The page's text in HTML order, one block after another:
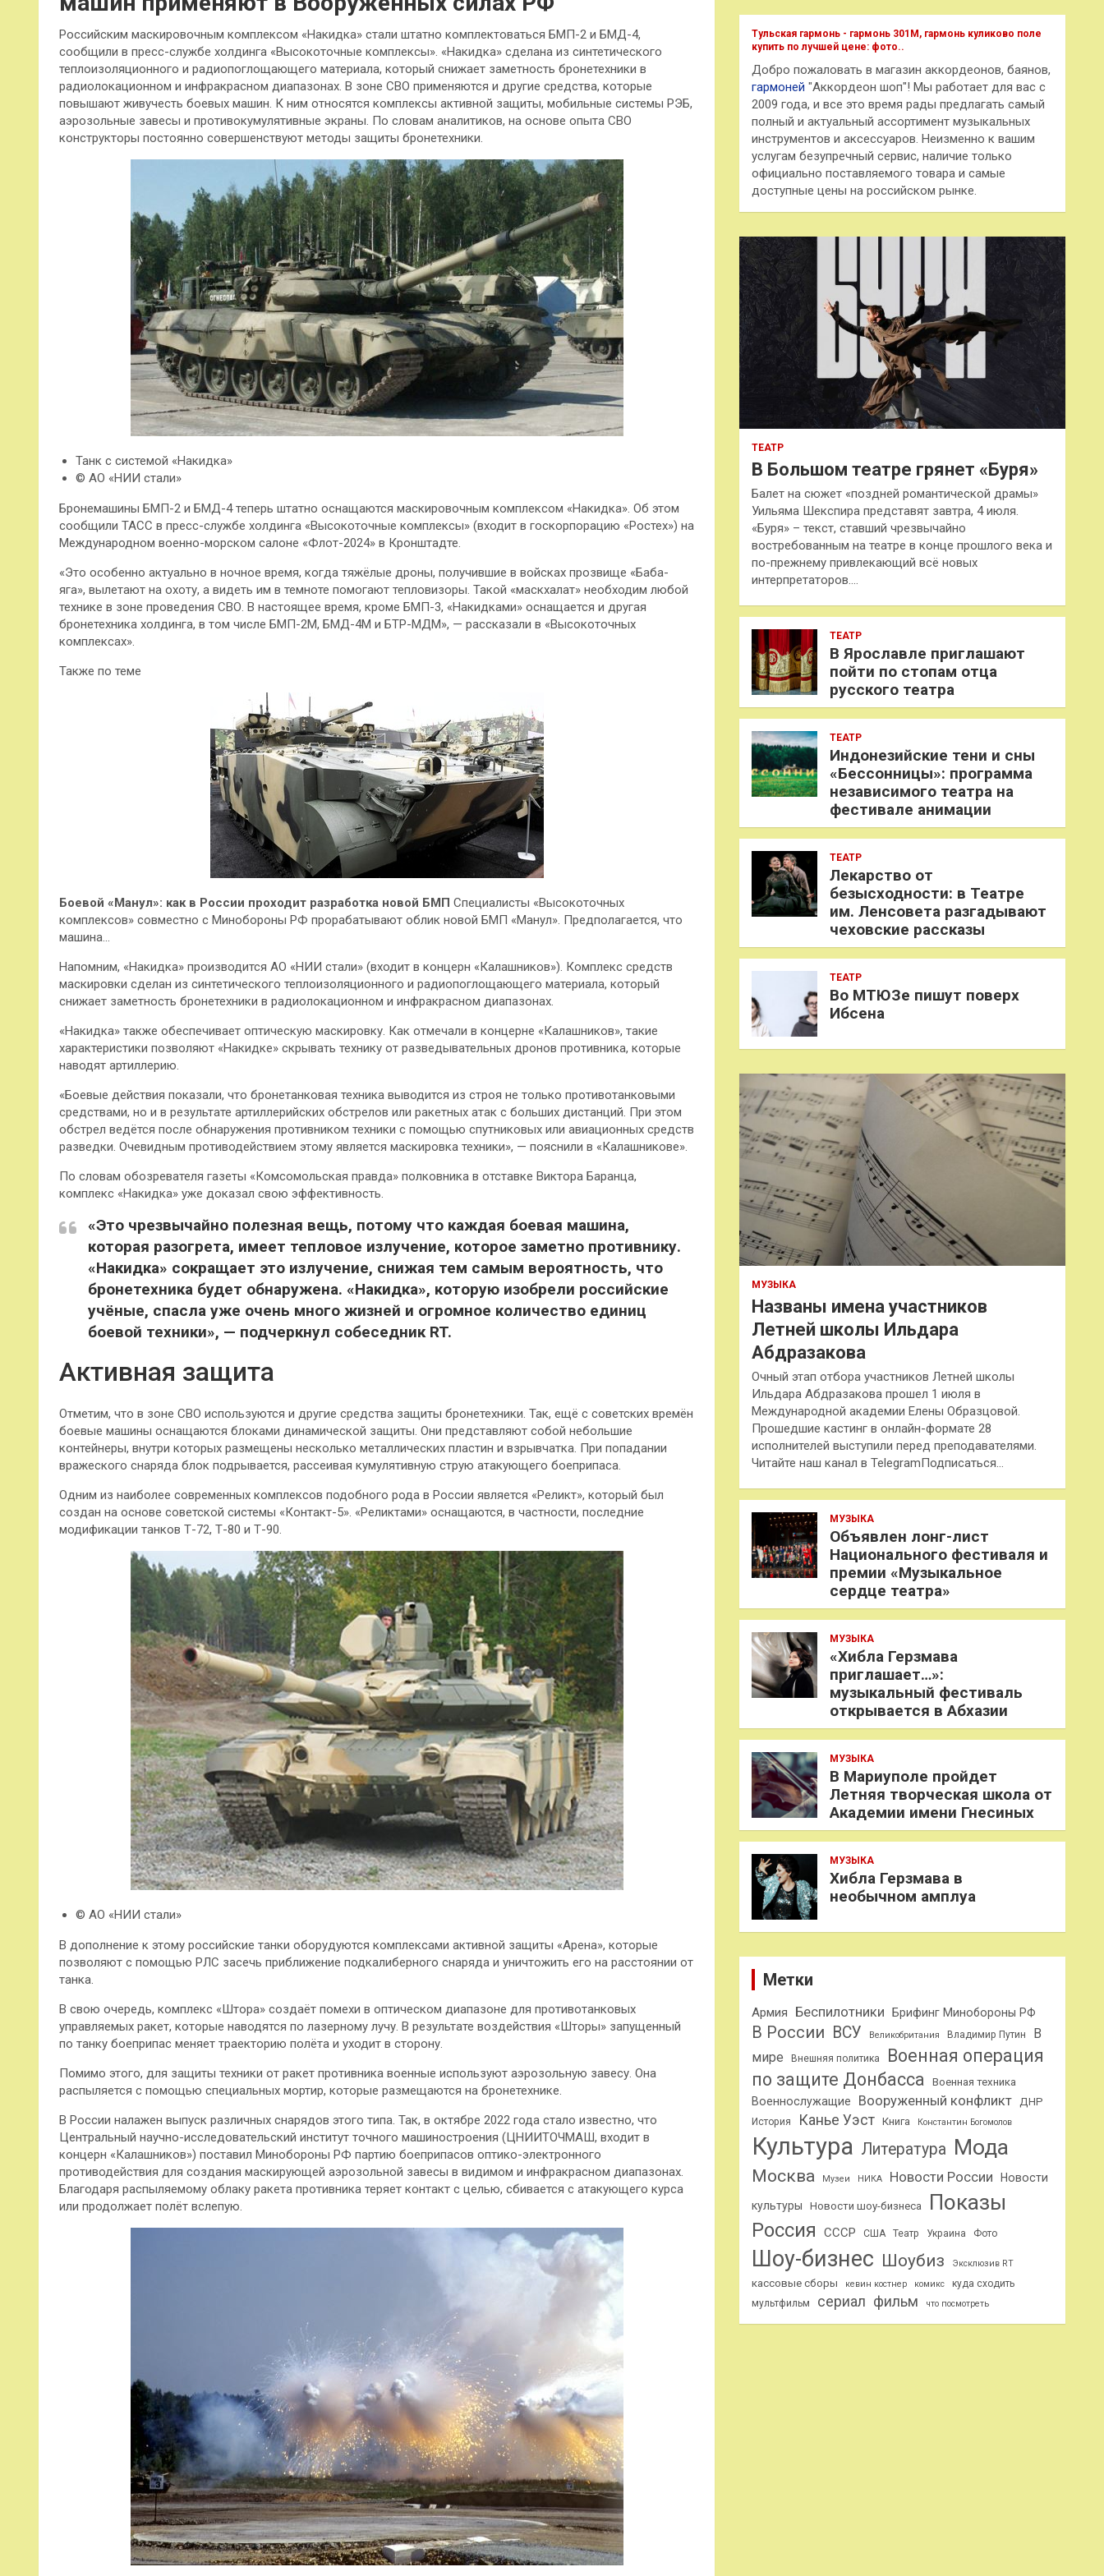
Российским маскировочным комплексом «Накидка» стали штатно комплектоваться БМП-2 и БМД-4,
сообщили в пресс-службе холдинга «Высокоточные комплексы». «Накидка» сделана из синтетического
теплоизоляционного и радиопоглощающего материала, который снижает заметность бронетехники в
радиолокационном и инфракрасном диапазонах. В зоне СВО применяются и другие средства, которые
повышают живучесть боевых машин. К ним относятся комплексы активной защиты, мобильные системы РЭБ,
аэрозольные завесы и противокумулятивные экраны. По словам аналитиков, на основе опыта СВО
конструкторы постоянно совершенствуют методы защиты бронетехники.
Танк с системой «Накидка»
© АО «НИИ стали»
Бронемашины БМП-2 и БМД-4 теперь штатно оснащаются маскировочным комплексом «Накидка». Об этом
сообщили ТАСС в пресс-службе холдинга «Высокоточные комплексы» (входит в госкорпорацию «Ростех») на
Международном военно-морском салоне «Флот-2024» в Кронштадте.
«Это особенно актуально в ночное время, когда тяжёлые дроны, получившие в войсках прозвище «Баба-
яга», вылетают на охоту, а видеть им в темноте помогают тепловизоры. Такой «маскхалат» необходим любой
технике в зоне проведения СВО. В настоящее время, кроме БМП-3, «Накидками» оснащается и другая
бронетехника холдинга, в том числе БМП-2М, БМД-4М и БТР-МДМ», — рассказали в «Высокоточных
комплексах».
Также по теме
Боевой «Манул»: как в России проходит разработка новой БМП Специалисты «Высокоточных
комплексов» совместно с Минобороны РФ прорабатывают облик новой БМП «Манул». Предполагается, что
машина…
Напомним, «Накидка» производится АО «НИИ стали» (входит в концерн «Калашников»). Комплекс средств
маскировки сделан из синтетического теплоизоляционного и радиопоглощающего материала, который
снижает заметность бронетехники в радиолокационном и инфракрасном диапазонах.
«Накидка» также обеспечивает оптическую маскировку. Как отмечали в концерне «Калашников», такие
характеристики позволяют «Накидке» скрывать технику от разведывательных дронов противника, которые
наводят артиллерию.
«Боевые действия показали, что бронетанковая техника выводится из строя не только противотанковыми
средствами, но и в результате артиллерийских обстрелов или ракетных атак с больших дистанций. При этом
обстрел ведётся после обнаружения противником техники с помощью спутниковых или авиационных средств
разведки. Очевидным противодействием этому является маскировка техники», — пояснили в «Калашникове».
По словам обозревателя газеты «Комсомольская правда» полковника в отставке Виктора Баранца,
комплекс «Накидка» уже доказал свою эффективность.
«Это чрезвычайно полезная вещь, потому что каждая боевая машина,
которая разогрета, имеет тепловое излучение, которое заметно противнику.
«Накидка» сокращает это излучение, снижая тем самым вероятность, что
бронетехника будет обнаружена. «Накидка», которую изобрели российские
учёные, спасла уже очень много жизней и огромное количество единиц
боевой техники», — подчеркнул собеседник RT.
Активная защита
Отметим, что в зоне СВО используются и другие средства защиты бронетехники. Так, ещё с советских времён
боевые машины оснащаются блоками динамической защиты. Они представляют собой небольшие
контейнеры, внутри которых размещены несколько металлических пластин и взрывчатка. При попадании
вражеского снаряда блок подрывается, рассеивая кумулятивную струю атакующего боеприпаса.
Одним из наиболее современных комплексов подобного рода в России является «Реликт», который был
создан на основе советской системы «Контакт-5». «Реликтами» оснащаются, в частности, последние
модификации танков Т-72, Т-80 и Т-90.
© АО «НИИ стали»
В дополнение к этому российские танки оборудуются комплексами активной защиты «Арена», которые
позволяют с помощью РЛС засечь приближение подкалиберного снаряда и уничтожить его на расстоянии от
танка.
В свою очередь, комплекс «Штора» создаёт помехи в оптическом диапазоне для противотанковых
управляемых ракет, которые наводятся по лазерному лучу. В результате воздействия «Шторы» запущенный
по танку боеприпас меняет траекторию полёта и уходит в сторону.
Помимо этого, для защиты техники от ракет противника военные используют аэрозольную завесу. Она
распыляется с помощью специальных мортир, которые размещаются на бронетехнике.
В России налажен выпуск различных снарядов этого типа. Так, в октябре 2022 года стало известно, что
Центральный научно-исследовательский институт точного машиностроения (ЦНИИТОЧМАШ, входит в
концерн «Калашников») поставил Минобороны РФ партию боеприпасов оптико-электронного
противодействия для создания маскирующей аэрозольной завесы в видимом и инфракрасном диапазонах.
Благодаря распыляемому облаку ракета противника теряет контакт с целью, сбивается с атакующего курса
или продолжает полёт вслепую.
к
Тульская гармонь - гармонь 301М, гармонь куликово поле
купить по лучшей цене: фото..
Добро пожаловать в магазин аккордеонов, баянов,
гармоней "Аккордеон шоп"! Мы работает для вас с
2009 года, и все это время рады предлагать самый
полный и актуальный ассортимент музыкальных
инструментов и аксессуаров. Неизменно к вашим
услугам безупречный сервис, наличие только
официально поставляемого товара и самые
доступные цены на российском рынке.
ТЕАТР
В Большом театре грянет «Буря»
Балет на сюжет «поздней романтической драмы»
Уильяма Шекспира представят завтра, 4 июля.
«Буря» – текст, ставший чрезвычайно
востребованным на театре в конце прошлого века и
по-прежнему привлекающий всё новых
интерпретаторов.…
ТЕАТР
В Ярославле приглашают
пойти по стопам отца
русского театра
ТЕАТР
Индонезийские тени и сны
«Бессонницы»: программа
независимого театра на
фестивале анимации
ТЕАТР
Лекарство от
безысходности: в Театре
им. Ленсовета разгадывают
чеховские рассказы
ТЕАТР
Во МТЮЗе пишут поверх
Ибсена
МУЗЫКА
Названы имена участников
Летней школы Ильдара
Абдразакова
Очный этап отбора участников Летней школы
Ильдара Абдразакова прошел 1 июля в
Международной академии Елены Образцовой.
Прошедшие кастинг в онлайн-формате 28
исполнителей выступили перед преподавателями.
Читайте наш канал в TelegramПодписаться…
МУЗЫКА
Объявлен лонг-лист
Национального фестиваля и
премии «Музыкальное
сердце театра»
МУЗЫКА
«Хибла Герзмава
приглашает…»:
музыкальный фестиваль
открывается в Абхазии
МУЗЫКА
В Мариуполе пройдет
Летняя творческая школа от
Академии имени Гнесиных
МУЗЫКА
Хибла Герзмава в
необычном амплуа
Метки
Армия Беспилотники Брифинг Минобороны РФ
В России ВСУ Великобритания Владимир Путин
В
мире
Внешняя политика
Военная операция
по защите Донбасса
Военная техника
Военнослужащие Вооруженный конфликт ДНР
История Канье Уэст Книга Константин Богомолов
Культура Литература Мода
Москва Музеи НИКА Новости России Новости
культуры Новости шоу-бизнеса Показы
Россия СССР США Театр Украина Фото
Шоу-бизнес Шоубиз Эксклюзив RT
кассовые сборы кевин костнер комикс
куда сходить
мультфильм
сериал фильм что посмотреть